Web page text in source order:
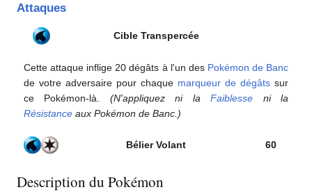
Attaques
Cible Transpercée
Cette attaque inflige 20 dégâts à l'un des Pokémon de Banc
de votre adversaire pour chaque marqueur de dégâts sur
ce Pokémon-là. (N'appliquez ni laFaiblesse ni la
Résistance aux Pokémon de Banc.)
Bélier Volant 60
Description du Pokémon